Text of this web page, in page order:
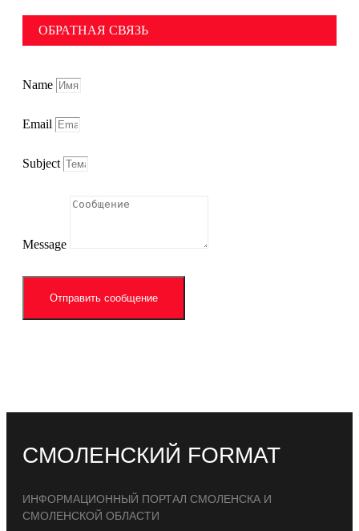
ОБРАТНАЯ СВЯЗЬ
Name
Email
Subject
Message
Отправить сообщение
СМОЛЕНСКИЙ FORMAT
ИНФОРМАЦИОННЫЙ ПОРТАЛ СМОЛЕНСКА И
СМОЛЕНСКОЙ ОБЛАСТИ